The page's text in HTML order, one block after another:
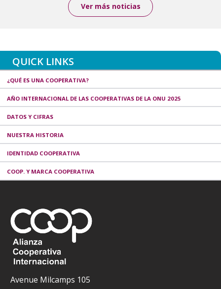
Ver más noticias
QUICK LINKS
¿QUÉ ES UNA COOPERATIVA?
AÑO INTERNACIONAL DE LAS COOPERATIVAS DE LA ONU 2025
DATOS Y CIFRAS
NUESTRA HISTORIA
IDENTIDAD COOPERATIVA
COOP. Y MARCA COOPERATIVA
Avenue Milcamps 105